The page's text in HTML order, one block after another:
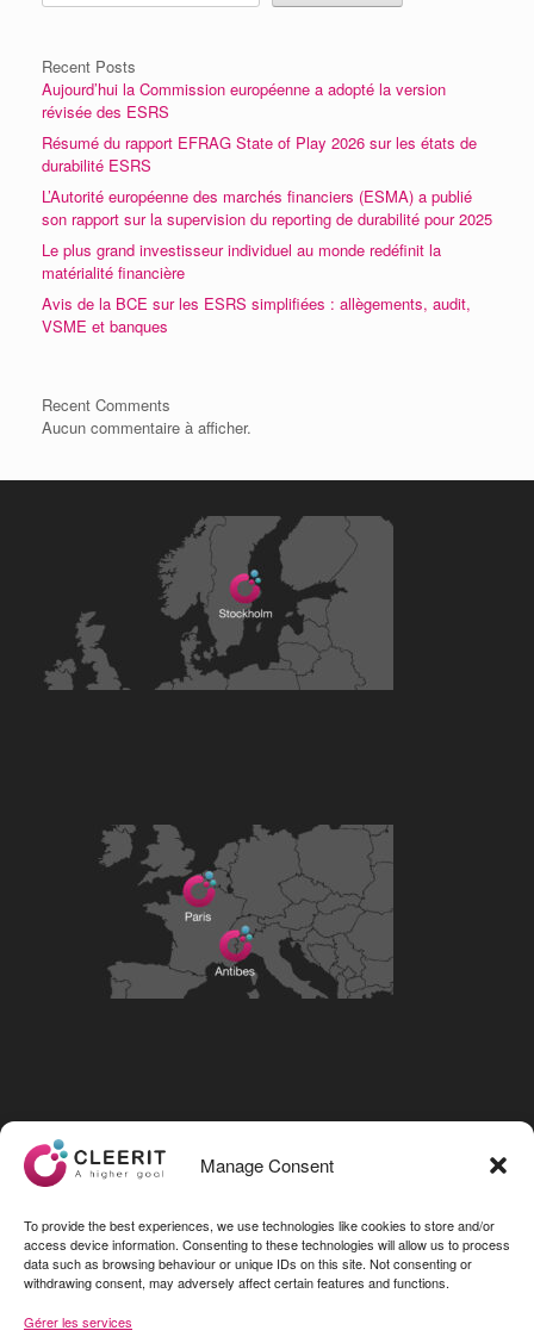
Manage Consent
To provide the best experiences, we use technologies like cookies to store and/or
access device information. Consenting to these technologies will allow us to process
data such as browsing behaviour or unique IDs on this site. Not consenting or
withdrawing consent, may adversely affect certain features and functions.
Gérer les services
Recent Posts
Aujourd’hui la Commission européenne a adopté la version
révisée des ESRS
Résumé du rapport EFRAG State of Play 2026 sur les états de
durabilité ESRS
L’Autorité européenne des marchés financiers (ESMA) a publié
son rapport sur la supervision du reporting de durabilité pour 2025
Le plus grand investisseur individuel au monde redéfinit la
matérialité financière
Avis de la BCE sur les ESRS simplifiées : allègements, audit,
VSME et banques
Recent Comments
Aucun commentaire à afficher.